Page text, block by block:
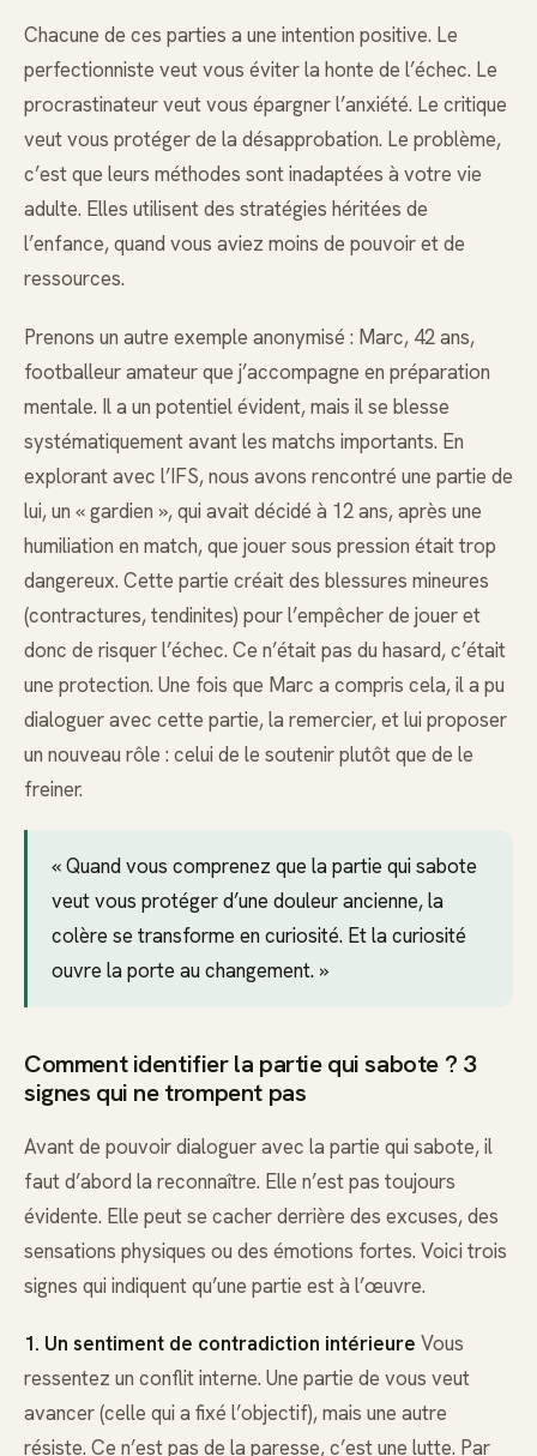
Chacune de ces parties a une intention positive. Le
perfectionniste veut vous éviter la honte de l’échec. Le
procrastinateur veut vous épargner l’anxiété. Le critique
veut vous protéger de la désapprobation. Le problème,
c’est que leurs méthodes sont inadaptées à votre vie
adulte. Elles utilisent des stratégies héritées de
l’enfance, quand vous aviez moins de pouvoir et de
ressources.
Prenons un autre exemple anonymisé : Marc, 42 ans,
footballeur amateur que j’accompagne en préparation
mentale. Il a un potentiel évident, mais il se blesse
systématiquement avant les matchs importants. En
explorant avec l’IFS, nous avons rencontré une partie de
lui, un « gardien », qui avait décidé à 12 ans, après une
humiliation en match, que jouer sous pression était trop
dangereux. Cette partie créait des blessures mineures
(contractures, tendinites) pour l’empêcher de jouer et
donc de risquer l’échec. Ce n’était pas du hasard, c’était
une protection. Une fois que Marc a compris cela, il a pu
dialoguer avec cette partie, la remercier, et lui proposer
un nouveau rôle : celui de le soutenir plutôt que de le
freiner.
« Quand vous comprenez que la partie qui sabote
veut vous protéger d’une douleur ancienne, la
colère se transforme en curiosité. Et la curiosité
ouvre la porte au changement. »
Comment identifier la partie qui sabote ? 3
signes qui ne trompent pas
Avant de pouvoir dialoguer avec la partie qui sabote, il
faut d’abord la reconnaître. Elle n’est pas toujours
évidente. Elle peut se cacher derrière des excuses, des
sensations physiques ou des émotions fortes. Voici trois
signes qui indiquent qu’une partie est à l’œuvre.
1. Un sentiment de contradiction intérieure Vous
ressentez un conflit interne. Une partie de vous veut
avancer (celle qui a fixé l’objectif), mais une autre
résiste. Ce n’est pas de la paresse, c’est une lutte. Par